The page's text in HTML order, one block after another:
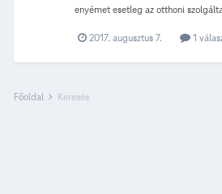
enyémet esetleg az otthoni
2017. augusztus 7. 1
Főoldal Keresés